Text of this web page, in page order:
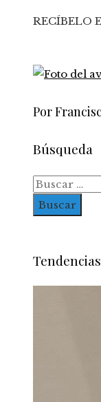
RECÍBELO
Por
Búsqueda
Buscar:
Tendencias